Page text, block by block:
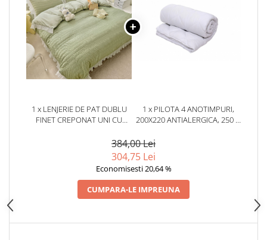
1 x LENJERIE DE PAT DUBLU
FINET CREPONAT UNI CU
1 x PILOTA 4 ANOTIMPURI,
200X220 ANTIALERGICA, 250 G
384,00 Lei
304,75 Lei
Economisesti 20,64 %
CUMPARA-LE IMPREUNA